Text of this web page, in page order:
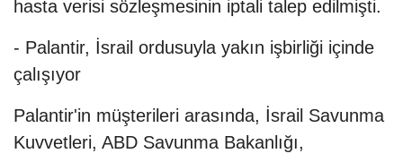
hasta verisi sözleşmesinin iptali talep edilmişti.
- Palantir, İsrail ordusuyla yakın işbirliği içinde
çalışıyor
Palantir'in müşterileri arasında, İsrail Savunma
Kuvvetleri, ABD Savunma Bakanlığı,